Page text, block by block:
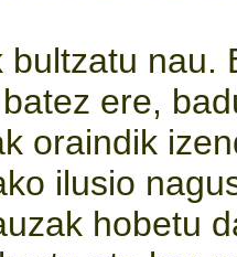
bultzatu nau.
ere,
oraindik
ilusio
hobetu